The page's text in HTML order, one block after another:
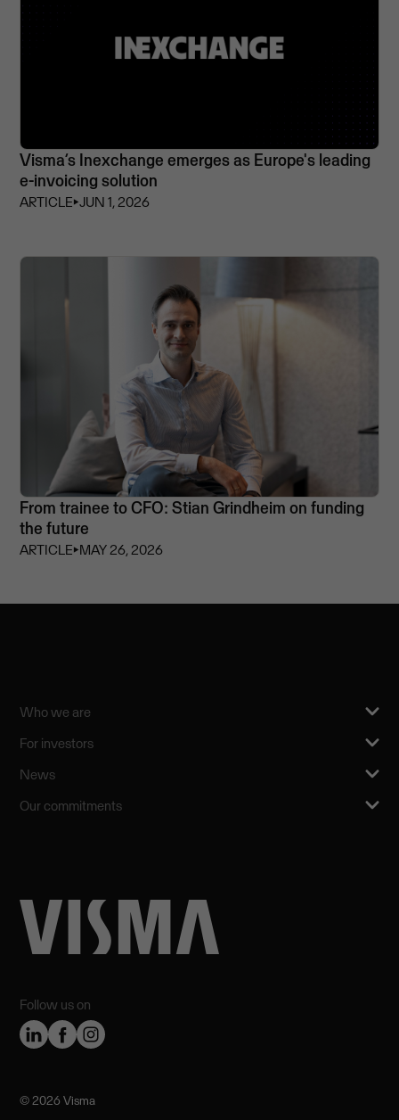
Visma’s Inexchange emerges as Europe's leading
e-invoicing solution
ARTICLE⏵JUN 1, 2026
From trainee to CFO: Stian Grindheim on funding
the future
ARTICLE⏵MAY 26, 2026
Follow us on
Who we are
For investors
News
Our commitments
©️ 2026 Visma